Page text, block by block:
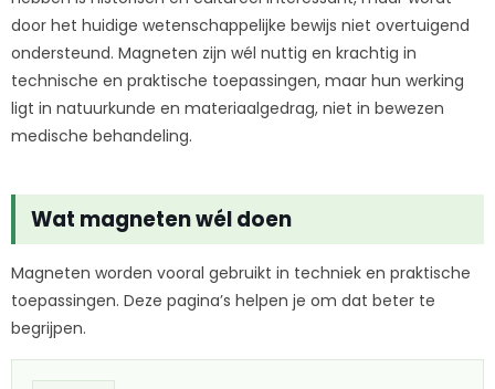
door het huidige wetenschappelijke bewijs niet overtuigend
ondersteund. Magneten zijn wél nuttig en krachtig in
technische en praktische toepassingen, maar hun werking
ligt in natuurkunde en materiaalgedrag, niet in bewezen
medische behandeling.
Wat magneten wél doen
Magneten worden vooral gebruikt in techniek en praktische
toepassingen. Deze pagina’s helpen je om dat beter te
begrijpen.